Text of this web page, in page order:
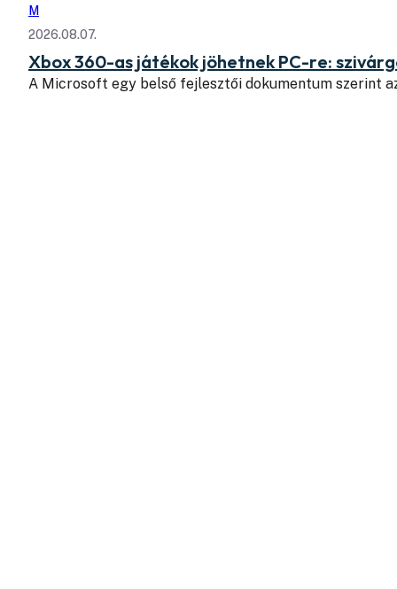
M
2026.08.07.
Xbox 360-as játékok jöhetnek PC-re:
A Microsoft egy belső fejlesztői dokumentum szerint